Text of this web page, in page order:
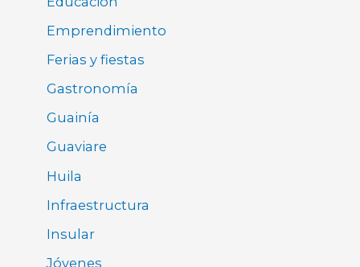
Emprendimiento
Ferias y fiestas
Gastronomía
Guainía
Guaviare
Huila
Infraestructura
Insular
Jóvenes